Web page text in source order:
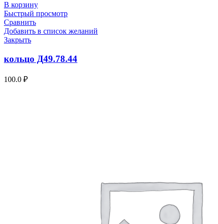
В корзину
Быстрый просмотр
Сравнить
Добавить в список желаний
Закрыть
кольцо Д49.78.44
100.0 ₽